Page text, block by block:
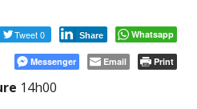
Tweet 0 Share Whatsapp
Messenger Email Print
14h00